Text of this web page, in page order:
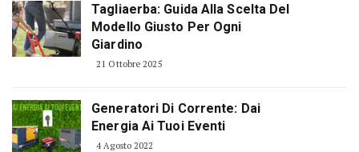
Tagliaerba: Guida Alla Scelta Del
Modello Giusto Per Ogni
Giardino
21 Ottobre 2025
Generatori Di Corrente: Dai
Energia Ai Tuoi Eventi
4 Agosto 2022